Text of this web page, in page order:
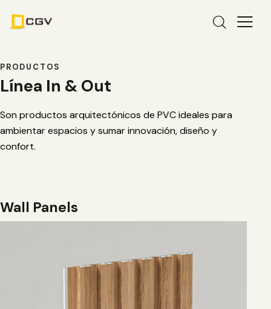
PRODUCTOS
Línea In & Out
Son productos arquitectónicos de PVC ideales para
ambientar espacios y sumar innovación, diseño y
confort.
Wall Panels